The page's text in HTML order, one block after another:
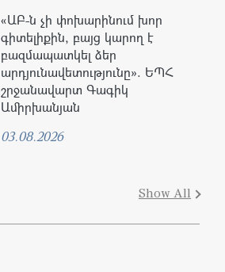
«ԱԲ-ն չի փոխարինում խոր
գիտելիքին, բայց կարող է
բազմապատկել ձեր
արդյունավետությունը». ԵՊՀ
շրջանավարտ Գագիկ
Ամիրխանյան
03.08.2026
Show All